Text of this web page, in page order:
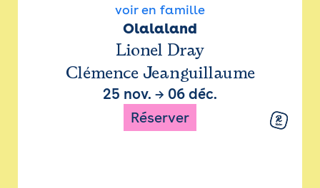
voir en famille
Olalaland
Lionel Dray
Clémence Jeanguillaume
25 nov. → 06 déc.
Réserver